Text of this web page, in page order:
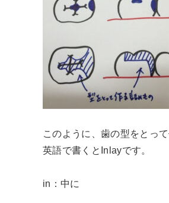
このように、歯の型をとっ
英語で書くとInlayです。
in：中に